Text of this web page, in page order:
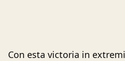
Con esta victoria in